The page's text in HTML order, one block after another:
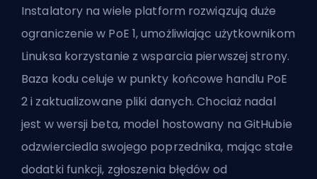
Instalatory na wiele platform rozwiązują duże
ograniczenie w PoE 1, umożliwiając użytkownikom
Linuksa korzystanie z wsparcia pierwszej strony.
Baza kodu celuje w punkty końcowe handlu PoE
2 i zaktualizowane pliki danych. Chociaż nadal
jest w wersji beta, model hostowany na GitHubie
odzwierciedla swojego poprzednika, mając stałe
dodatki funkcji, zgłoszenia błędów od